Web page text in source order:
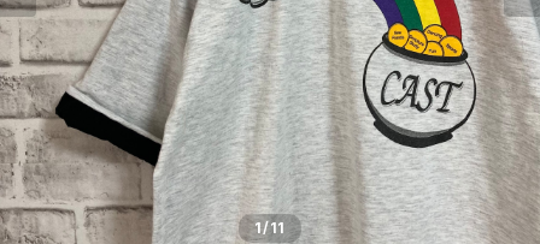
1/11